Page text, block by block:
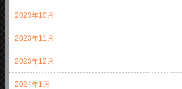
2023年10月
2023年11月
2023年12月
2024年1月